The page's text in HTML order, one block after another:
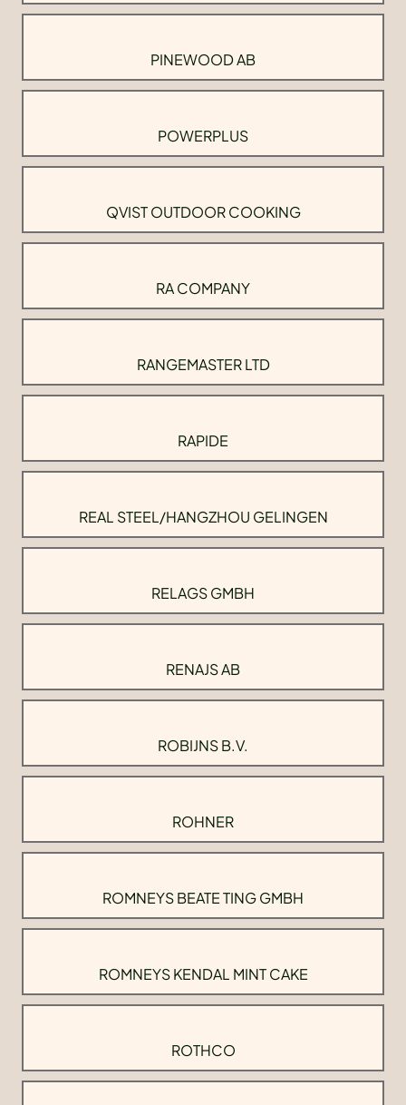
PINEWOOD AB
POWERPLUS
QVIST OUTDOOR COOKING
RA COMPANY
RANGEMASTER LTD
RAPIDE
REAL STEEL/HANGZHOU GELINGEN
RELAGS GMBH
RENAJS AB
ROBIJNS B.V.
ROHNER
ROMNEYS BEATE TING GMBH
ROMNEYS KENDAL MINT CAKE
ROTHCO